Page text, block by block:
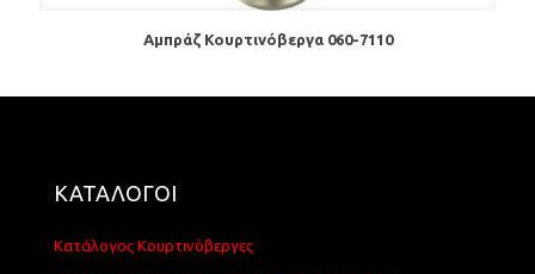
Αμπράζ Κουρτινόβεργα 060-7110
ΚΑΤΑΛΟΓΟΙ
Κατάλογος Κουρτινόβεργες